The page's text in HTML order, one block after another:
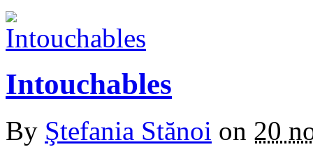
Intouchables
By Ştefania Stănoi on 20